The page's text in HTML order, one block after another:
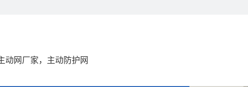
动网厂家，主动防护网